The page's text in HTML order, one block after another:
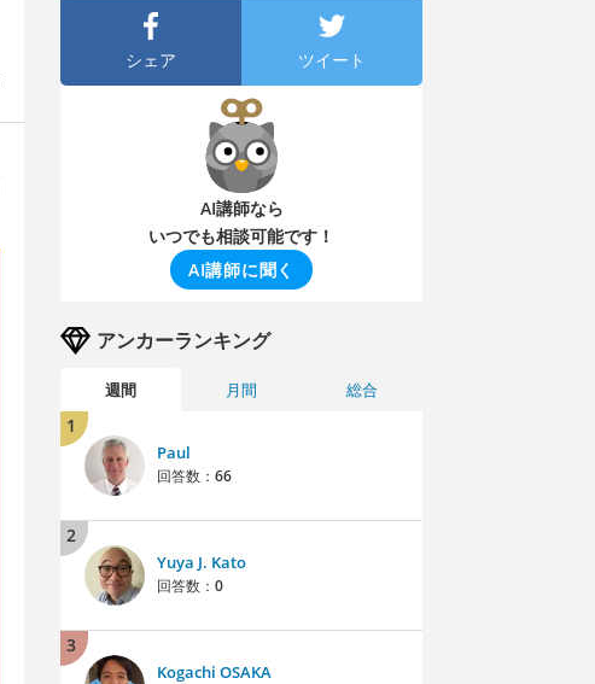
シェア ツイート
AI講師なら
いつでも相談可能です！
AI講師に聞く
アンカーランキング
週間 月間 総合
1
Paul
回答数： 66
2
Yuya J. Kato
回答数： 0
3
Kogachi OSAKA